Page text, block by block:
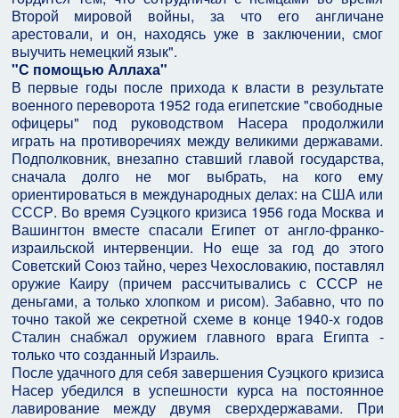
Второй мировой войны, за что его англичане
арестовали, и он, находясь уже в заключении, смог
выучить немецкий язык".
"С помощью Аллаха"
В первые годы после прихода к власти в результате
военного переворота 1952 года египетские "свободные
офицеры" под руководством Насера продолжили
играть на противоречиях между великими державами.
Подполковник, внезапно ставший главой государства,
сначала долго не мог выбрать, на кого ему
ориентироваться в международных делах: на США или
СССР. Во время Суэцкого кризиса 1956 года Москва и
Вашингтон вместе спасали Египет от англо-франко-
израильской интервенции. Но еще за год до этого
Советский Союз тайно, через Чехословакию, поставлял
оружие Каиру (причем рассчитывались с СССР не
деньгами, а только хлопком и рисом). Забавно, что по
точно такой же секретной схеме в конце 1940-х годов
Сталин снабжал оружием главного врага Египта -
только что созданный Израиль.
После удачного для себя завершения Суэцкого кризиса
Насер убедился в успешности курса на постоянное
лавирование между двумя сверхдержавами. При